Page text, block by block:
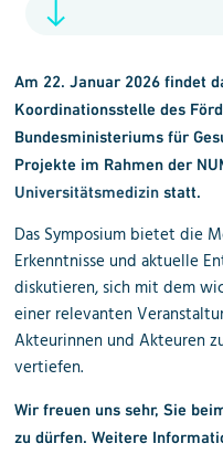
Am 22. Januar 2026 findet
Koordinationsstelle des
Bundesministeriums für
Projekte im Rahmen der
Universitätsmedizin statt.
Das Symposium bietet die
Erkenntnisse und aktuelle
diskutieren, sich mit dem
einer relevanten
Akteurinnen und Akteuren
vertiefen.
Wir freuen uns sehr, Sie
zu dürfen. Weitere